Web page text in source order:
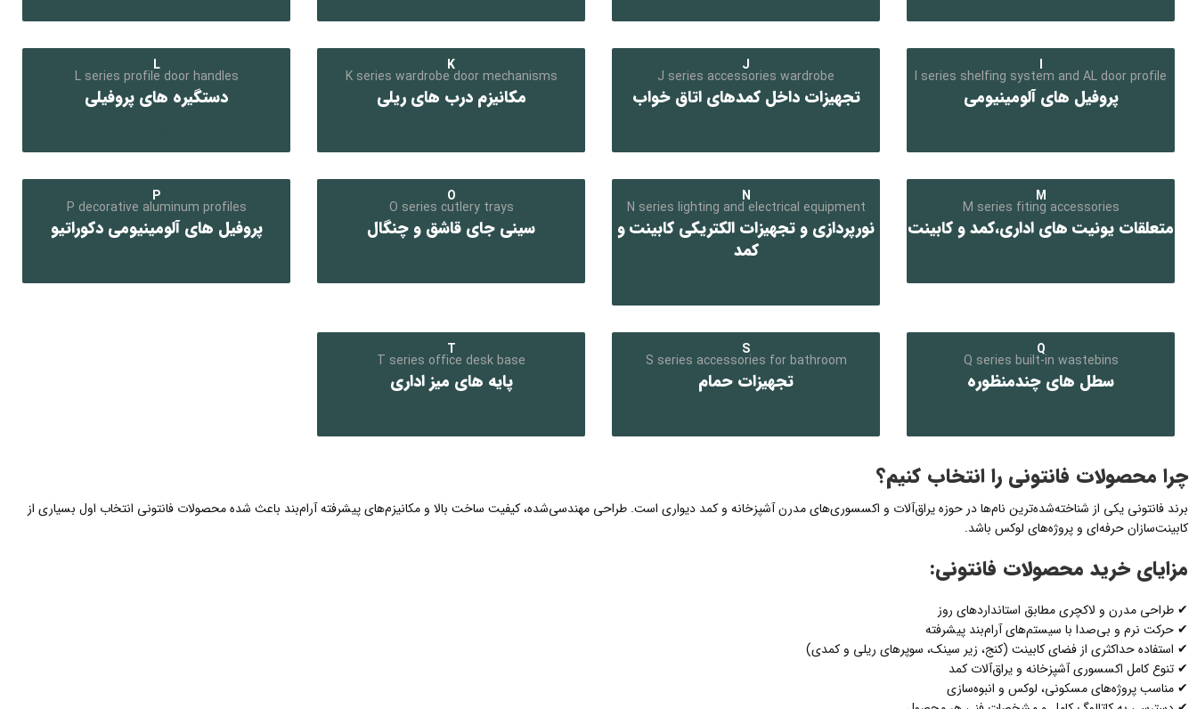
I
I series shelfing system and AL door profile
پروفیل های آلومینیومی
J
J series accessories wardrobe
تجهیزات داخل کمدهای اتاق خواب
K
K series wardrobe door mechanisms
مکانیزم درب های ریلی
L
L series profile door handles
دستگیره های پروفیلی
M
M series fiting accessories
متعلقات یونیت های اداری،کمد و کابینت
N
N series lighting and electrical equipment
نورپردازی و تجهیزات الکتریکی کابینت و
کمد
O
O series cutlery trays
سینی جای قاشق و چنگال
P
P decorative aluminum profiles
پروفیل های آلومینیومی دکوراتیو
Q
Q series built-in wastebins
سطل های چندمنظوره
S
S series accessories for bathroom
تجهیزات حمام
T
T series office desk base
پایه های میز اداری
چرا محصولات فانتونی را انتخاب کنیم؟
برند فانتونی یکی از شناخته‌شده‌ترین نام‌ها در حوزه یراق‌آلات و اکسسوری‌های مدرن آشپزخانه و کمد دیواری است. طراحی مهندسی‌شده، کیفیت ساخت بالا و مکانیزم‌های پیشرفته آرام‌بند باعث شده محصولات فانتونی انتخاب اول بسیاری از
کابینت‌سازان حرفه‌ای و پروژه‌های لوکس باشد.
مزایای خرید محصولات فانتونی:
✔ طراحی مدرن و لاکچری مطابق استانداردهای روز
✔ حرکت نرم و بی‌صدا با سیستم‌های آرام‌بند پیشرفته
✔ استفاده حداکثری از فضای کابینت (کنج، زیر سینک، سوپرهای ریلی و کمدی)
✔ تنوع کامل اکسسوری آشپزخانه و یراق‌آلات کمد
✔ مناسب پروژه‌های مسکونی، لوکس و انبوه‌سازی